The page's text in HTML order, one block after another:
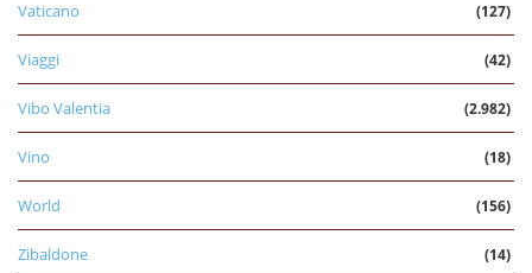
Vaticano (127)
Viaggi (42)
Vibo Valentia (2.982)
Vino (18)
World (156)
Zibaldone (14)